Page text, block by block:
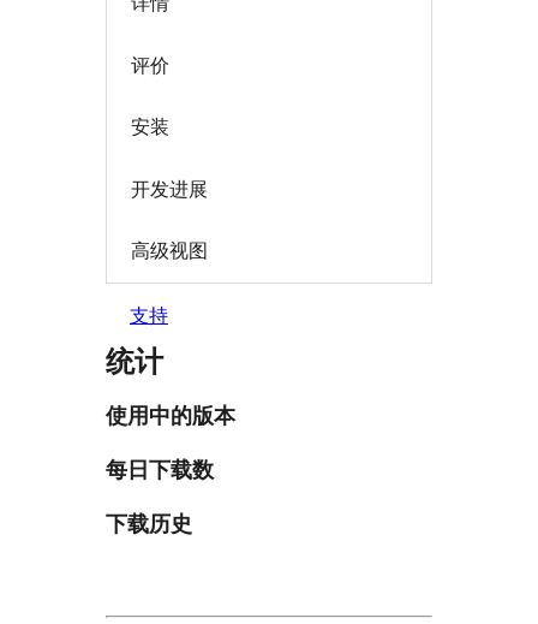
评价
安装
开发进展
高级视图
支持
统计
使用中的版本
每日下载数
下载历史